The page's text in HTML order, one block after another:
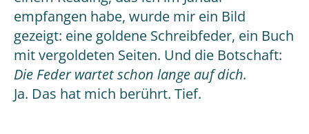
empfangen habe, wurde mir ein Bild
gezeigt: eine goldene Schreibfeder, ein Buch
mit vergoldeten Seiten. Und die Botschaft:
Die Feder wartet schon lange auf dich.
Ja. Das hat mich berührt. Tief.